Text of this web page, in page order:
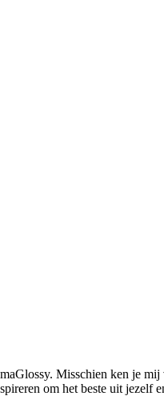
Misschien ken je
om het beste uit jezelf